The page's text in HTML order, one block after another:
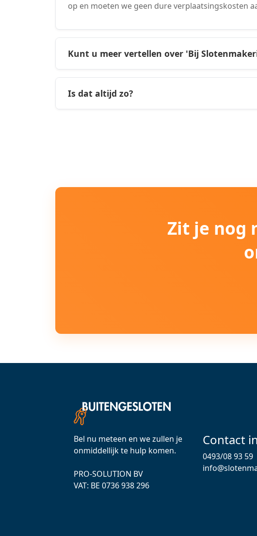
op en moeten we geen dure verplaatsingskosten
Kunt u meer vertellen over 'Bij
Is dat altijd zo?
Zit je nog
Bel nu meteen en we zullen je
onmiddellijk te hulp komen.
PRO-SOLUTION BV
VAT: ВЕ 0736 938 296
Contact
0493/08 93 59